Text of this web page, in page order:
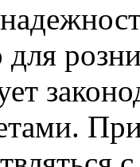
для